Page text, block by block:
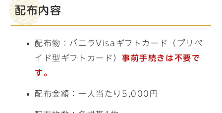
配布内容
配布物：バニラVisaギフトカード（プリペ
イド型ギフトカード） 事前手続きは不要で
す。
配布金額：一人当たり5,000円